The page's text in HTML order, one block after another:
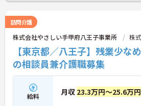
訪問介護
株式会社やさしい手甲府八王子事業所 株
【東京都／八王子】残業少
の相談員兼介護職募集
給料 月収 23.3万円～25.6万円